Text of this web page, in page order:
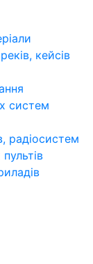
кейсів
систем
радіосистем